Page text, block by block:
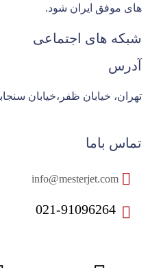
های موفق ایران شود.
شبکه های اجتماعی
آدرس
تهران، خیابان ظفر،خیابان
تماس باما
021-91096264